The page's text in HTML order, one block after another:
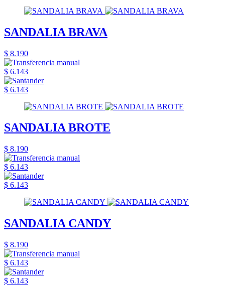
SANDALIA BRAVA
$ 8.190
$ 6.143
$ 6.143
SANDALIA BROTE
$ 8.190
$ 6.143
$ 6.143
SANDALIA CANDY
$ 8.190
$ 6.143
$ 6.143